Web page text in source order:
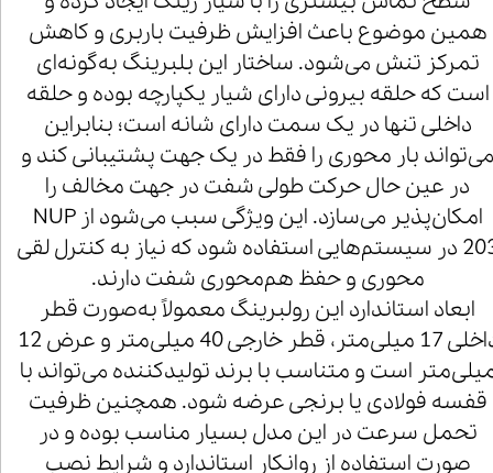
همین موضوع باعث افزایش ظرفیت باربری و کاهش
تمرکز تنش می‌شود. ساختار این بلبرینگ به‌گونه‌ای
است که حلقه بیرونی دارای شیار یکپارچه بوده و حلقه
داخلی تنها در یک سمت دارای شانه است؛ بنابراین
می‌تواند بار محوری را فقط در یک جهت پشتیبانی کند و
در عین حال حرکت طولی شفت در جهت مخالف را
امکان‌پذیر می‌سازد. این ویژگی سبب می‌شود از NUP
203 در سیستم‌هایی استفاده شود که نیاز به کنترل لقی
محوری و حفظ هم‌محوری شفت دارند.
ابعاد استاندارد این رولبرینگ معمولاً به‌صورت قطر
داخلی 17 میلی‌متر، قطر خارجی 40 میلی‌متر و عرض 12
است و متناسب با برند تولیدکننده می‌تواند با
قفسه فولادی یا برنجی عرضه شود. همچنین ظرفیت
تحمل سرعت در این مدل بسیار مناسب بوده و در
صورت استفاده از روانکار استاندارد و شرایط نصب